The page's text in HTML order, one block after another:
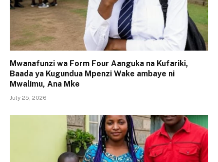
Mwanafunzi wa Form Four Aanguka na Kufariki,
Baada ya Kugundua Mpenzi Wake ambaye ni
Mwalimu, Ana Mke
July 25, 2026